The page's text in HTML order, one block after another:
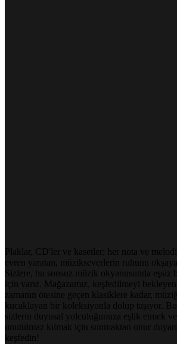
Plaklar, CD'ler ve kasetler; her nota ve
evren yaratan, müzikseverlerin ruhunu
Sizlere, bu sonsuz müzik okyanusunda eşsiz
için varız. Mağazamız, keşfedilmeyi bekleyen
zamanın ötesine geçen klasiklere kadar,
kucaklayan bir koleksiyonla dolup taşıyor.
sizlerin duyusal yolculuğunuza eşlik etmek
unutulmaz kılmak için sunmaktan onur
keşfedin!